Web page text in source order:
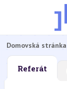
Domovská stránka
Referát